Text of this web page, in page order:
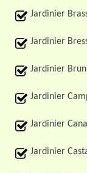
Jardinier
Jardinier
Jardinier
Jardinier
Jardinier
Jardinier